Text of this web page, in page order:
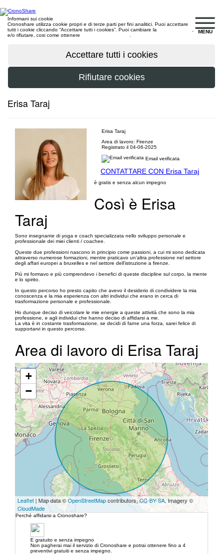
MENU
Informani sui cookie
Cronoshare utilizza cookie propri e di terze parti per fini analitici. Puoi accettare
tutti i cookie cliccando “Accettare tutti i cookies”. Puoi cambiare la
e/o rifiutare, cosi come ottenere
Erisa Taraj
Erisa Taraj
Area di lavoro: Firenze
Registrato il 04-06-2025
Email verificata
CONTATTARE CON Erisa Taraj
è gratis e senza alcun impegno
Così è Erisa
Taraj
Sono insegnante di yoga e coach specializzata nello sviluppo personale e
professionale dei miei clienti / coachee.
Queste due professioni nascono in principio come passioni, a cui mi sono dedicata
attraverso numerose formazioni, mentre praticavo un’altra professione nel settore
degli affari europei a bruxelles e nel settore dell’istruzione a firenze.
Più mi formavo e più comprendevo i benefici di queste discipline sul corpo, la mente
e lo spirito.
In questo percorso ho presto capito che avevo il desiderio di condividere la mia
conoscenza e la mia esperienza con altri individui che erano in cerca di
trasformazione personale e professionale.
Ho dunque deciso di veicolare le mie energie a queste attività che sono la mia
professione, e agli individui che hanno deciso di affidarsi a me.
La vita è in costante trasformazione, se decidi di farne una forza, sarei felice di
supportarvi in questo percorso.
Area di lavoro di Erisa Taraj
+
−
Leaflet | Map data ©OpenStreetMapcontributors,CC-BY-SA, Imagery ©
CloudMade
Perché affidarsi a Cronoshare?
E gratuito e senza impegno
Non pagherai mai il servizio di Cronoshare e potrai ottenere fino a 4
preventivi gratuiti e senza impegno.